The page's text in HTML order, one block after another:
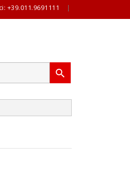
+39.011.9691111 |
